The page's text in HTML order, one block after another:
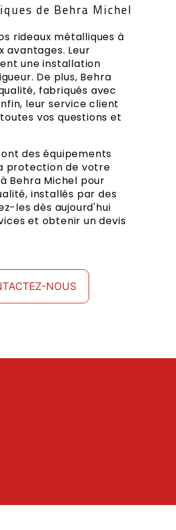
de Behra Michel
rideaux métalliques à
avantages. Leur
une installation
De plus, Behra
fabriqués avec
leur service client
vos questions et
des équipements
protection de votre
Behra Michel pour
installés par des
les dès aujourd'hui
et obtenir un devis
NOUS